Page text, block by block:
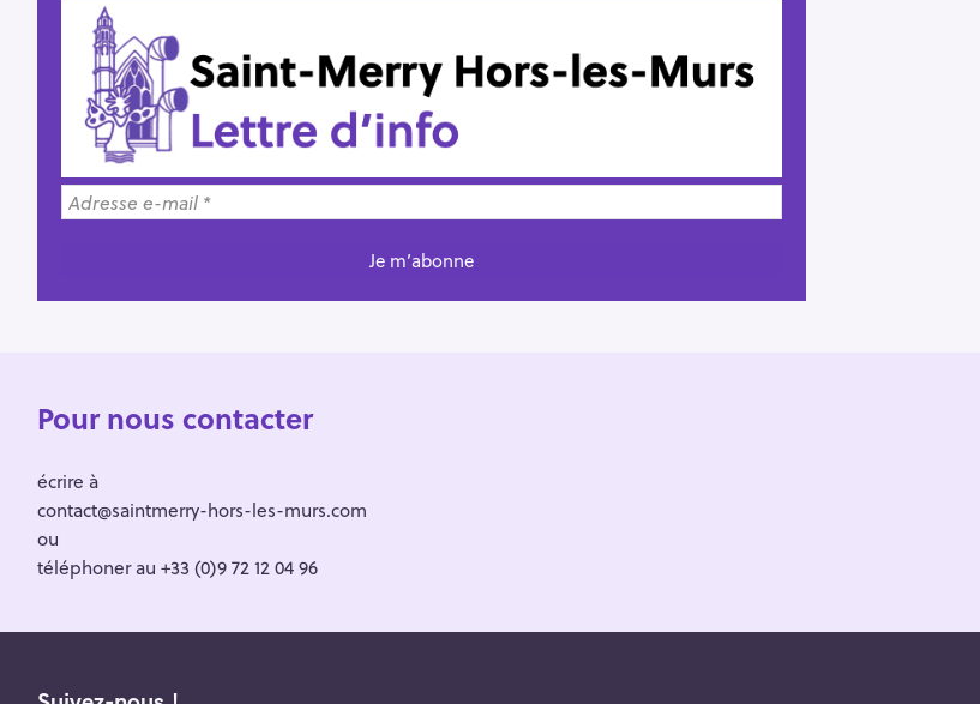
Pour nous contacter
écrire à
contact@saintmerry-hors-les-murs.com
ou
téléphoner au +33 (0)9 72 12 04 96